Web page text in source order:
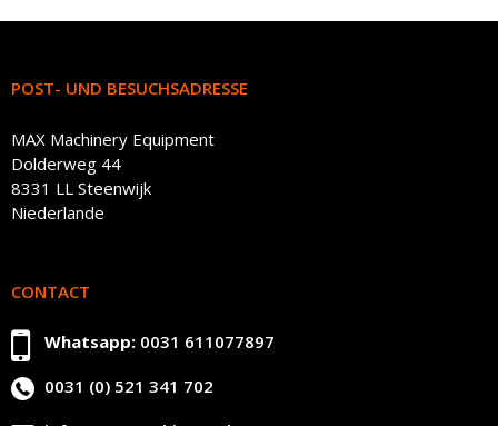
POST- UND BESUCHSADRESSE
MAX Machinery Equipment
Dolderweg 44
8331 LL Steenwijk
Niederlande
CONTACT
Whatsapp: 0031 611077897
0031 (0) 521 341 702